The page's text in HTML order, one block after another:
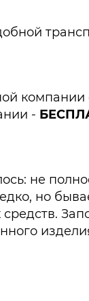
компании
-
не
но